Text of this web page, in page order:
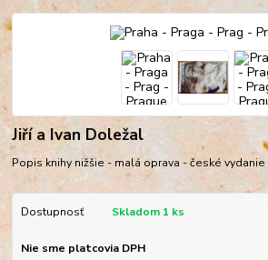
Jiří a Ivan Doležal
Popis knihy nižšie - malá oprava - české vydanie
Dostupnosť Skladom 1 ks
Nie sme platcovia DPH